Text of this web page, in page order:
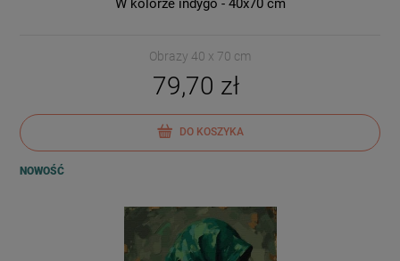
W kolorze indygo - 40x70 cm
Obrazy 40 x 70 cm
79,70 zł
DO KOSZYKA
NOWOŚĆ